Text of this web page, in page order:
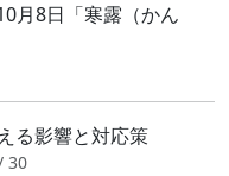
月8日「寒露（かん
る影響と対応策
30